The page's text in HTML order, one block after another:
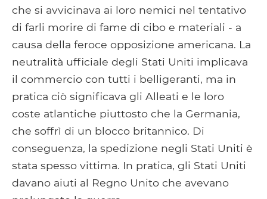
che si avvicinava ai loro nemici nel tentativo
di farli morire di fame di cibo e materiali - a
causa della feroce opposizione americana. La
neutralità ufficiale degli Stati Uniti implicava
il commercio con tutti i belligeranti, ma in
pratica ciò significava gli Alleati e le loro
coste atlantiche piuttosto che la Germania,
che soffrì di un blocco britannico. Di
conseguenza, la spedizione negli Stati Uniti è
stata spesso vittima. In pratica, gli Stati Uniti
davano aiuti al Regno Unito che avevano